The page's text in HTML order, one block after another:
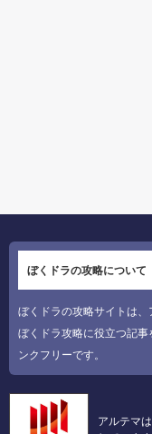
ぼくドラの攻略について
ぼくドラの攻略サイトは、
ぼくドラ攻略に役立つ記
ンクフリーです。
アルテマ